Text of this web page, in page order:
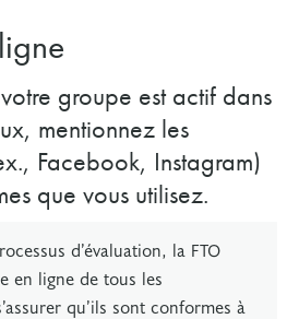
groupe est actif dans
mentionnez les
Facebook, Instagram)
que vous utilisez.
d’évaluation, la FTO
en ligne de tous les
qu’ils sont conformes à